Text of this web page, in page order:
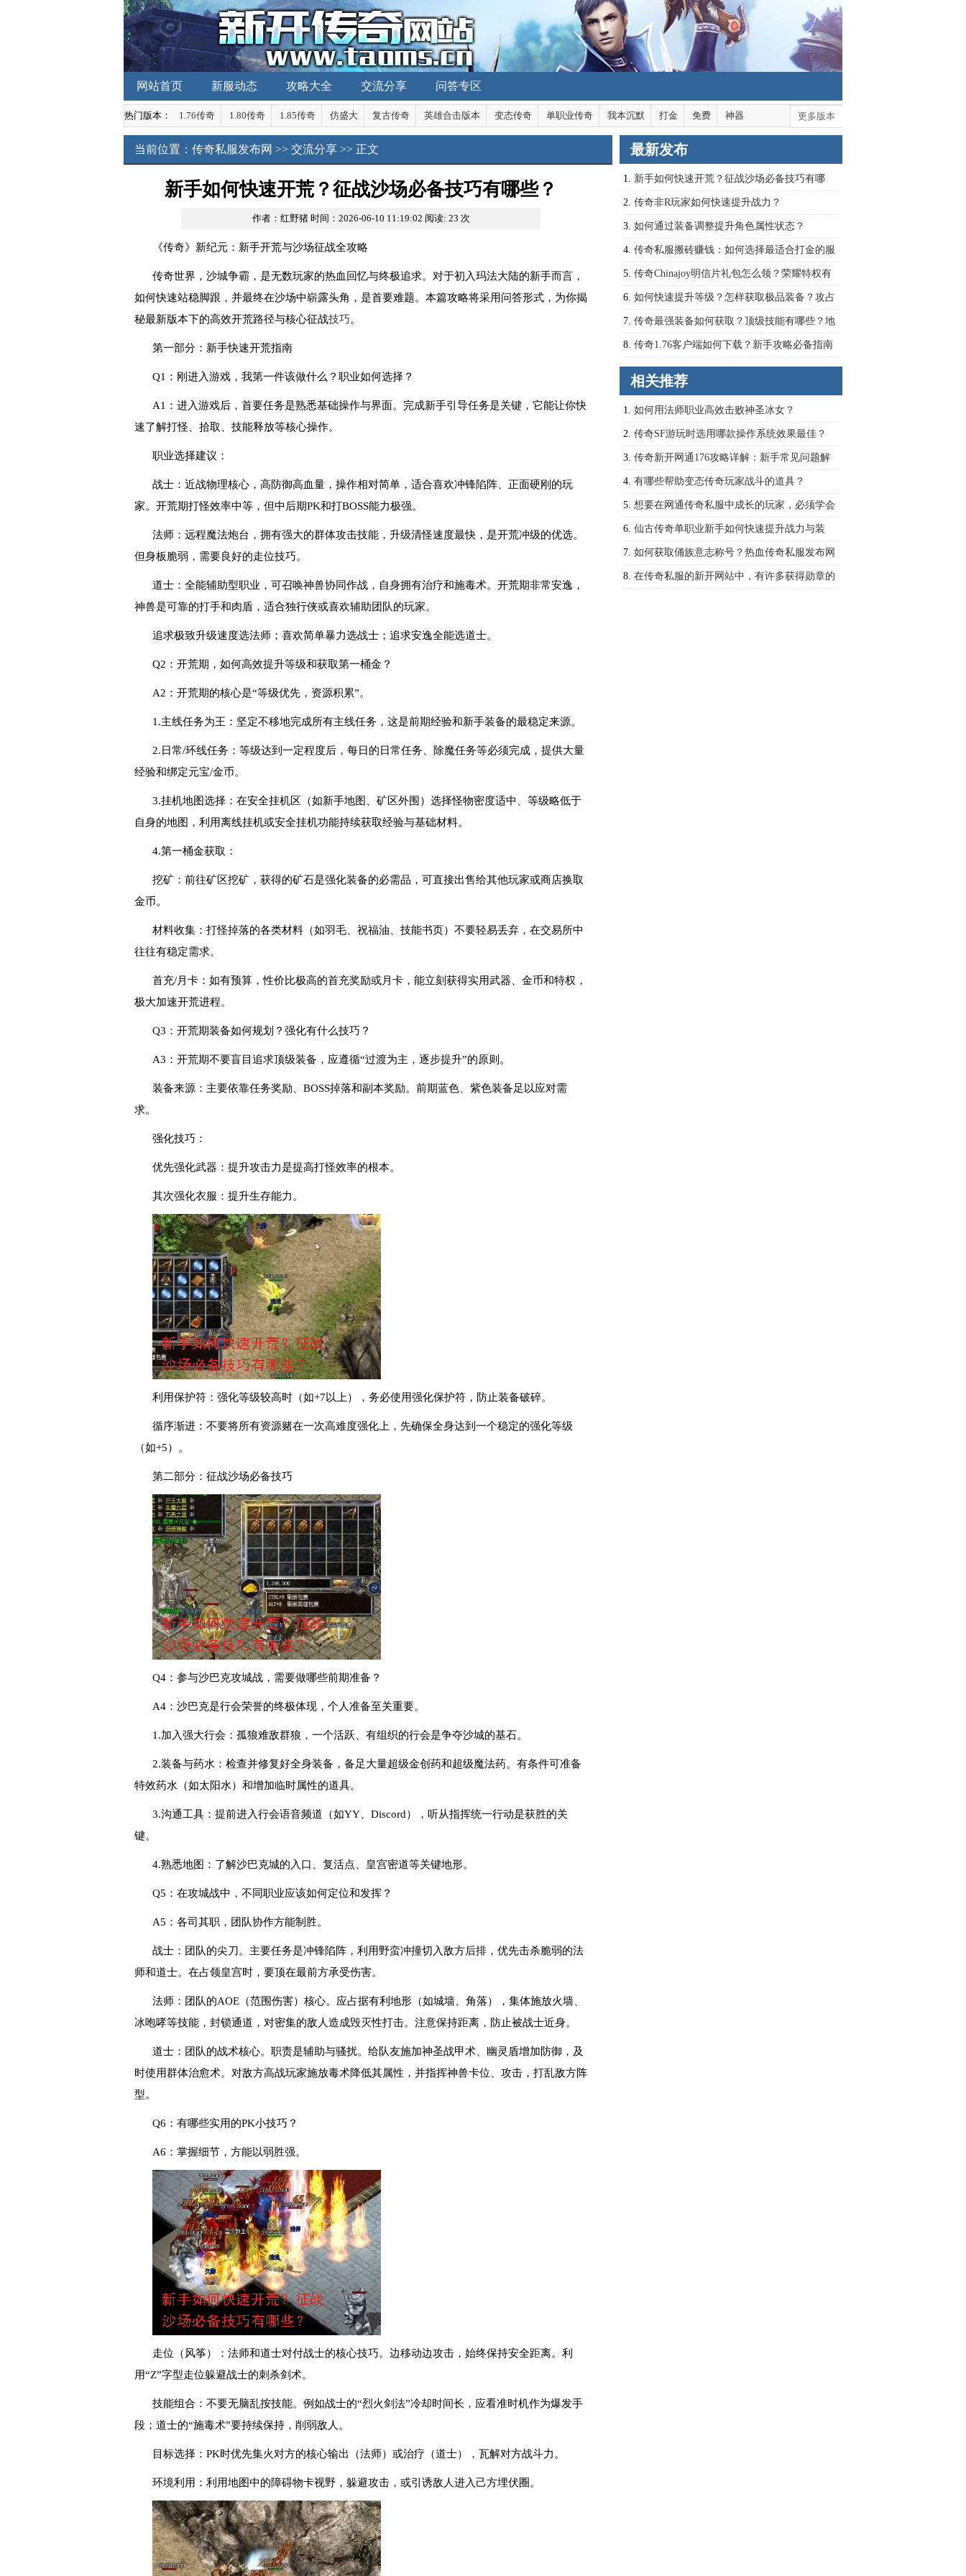
网站首页 新服动态 攻略大全 交流分享 问答专区
热门版本： 1.76传奇 1.80传奇 1.85传奇 仿盛大 复古传奇 英雄合击版本 变态传奇 单职业传奇 我本沉默 打金 免费 神器 更多版本
当前位置： 传奇私服发布网 >> 交流分享 >> 正文
新手如何快速开荒？征战沙场必备技巧有哪些？
作者：红野猪 时间：2026-06-10 11:19:02 阅读: 23 次
《传奇》新纪元：新手开荒与沙场征战全攻略
传奇世界，沙城争霸，是无数玩家的热血回忆与终极追求。对于初入玛法大陆的新手而言，
如何快速站稳脚跟，并最终在沙场中崭露头角，是首要难题。本篇攻略将采用问答形式，为你揭
秘最新版本下的高效开荒路径与核心征战技巧。
第一部分：新手快速开荒指南
Q1：刚进入游戏，我第一件该做什么？职业如何选择？
A1：进入游戏后，首要任务是熟悉基础操作与界面。完成新手引导任务是关键，它能让你快
速了解打怪、拾取、技能释放等核心操作。
职业选择建议：
战士：近战物理核心，高防御高血量，操作相对简单，适合喜欢冲锋陷阵、正面硬刚的玩
家。开荒期打怪效率中等，但中后期PK和打BOSS能力极强。
法师：远程魔法炮台，拥有强大的群体攻击技能，升级清怪速度最快，是开荒冲级的优选。
但身板脆弱，需要良好的走位技巧。
道士：全能辅助型职业，可召唤神兽协同作战，自身拥有治疗和施毒术。开荒期非常安逸，
神兽是可靠的打手和肉盾，适合独行侠或喜欢辅助团队的玩家。
追求极致升级速度选法师；喜欢简单暴力选战士；追求安逸全能选道士。
Q2：开荒期，如何高效提升等级和获取第一桶金？
A2：开荒期的核心是“等级优先，资源积累”。
1.主线任务为王：坚定不移地完成所有主线任务，这是前期经验和新手装备的最稳定来源。
2.日常/环线任务：等级达到一定程度后，每日的日常任务、除魔任务等必须完成，提供大量
经验和绑定元宝/金币。
3.挂机地图选择：在安全挂机区（如新手地图、矿区外围）选择怪物密度适中、等级略低于
自身的地图，利用离线挂机或安全挂机功能持续获取经验与基础材料。
4.第一桶金获取：
挖矿：前往矿区挖矿，获得的矿石是强化装备的必需品，可直接出售给其他玩家或商店换取
金币。
材料收集：打怪掉落的各类材料（如羽毛、祝福油、技能书页）不要轻易丢弃，在交易所中
往往有稳定需求。
首充/月卡：如有预算，性价比极高的首充奖励或月卡，能立刻获得实用武器、金币和特权，
极大加速开荒进程。
Q3：开荒期装备如何规划？强化有什么技巧？
A3：开荒期不要盲目追求顶级装备，应遵循“过渡为主，逐步提升”的原则。
装备来源：主要依靠任务奖励、BOSS掉落和副本奖励。前期蓝色、紫色装备足以应对需
求。
强化技巧：
优先强化武器：提升攻击力是提高打怪效率的根本。
其次强化衣服：提升生存能力。
利用保护符：强化等级较高时（如+7以上），务必使用强化保护符，防止装备破碎。
循序渐进：不要将所有资源赌在一次高难度强化上，先确保全身达到一个稳定的强化等级
（如+5）。
第二部分：征战沙场必备技巧
Q4：参与沙巴克攻城战，需要做哪些前期准备？
A4：沙巴克是行会荣誉的终极体现，个人准备至关重要。
1.加入强大行会：孤狼难敌群狼，一个活跃、有组织的行会是争夺沙城的基石。
2.装备与药水：检查并修复好全身装备，备足大量超级金创药和超级魔法药。有条件可准备
特效药水（如太阳水）和增加临时属性的道具。
3.沟通工具：提前进入行会语音频道（如YY、Discord），听从指挥统一行动是获胜的关
键。
4.熟悉地图：了解沙巴克城的入口、复活点、皇宫密道等关键地形。
Q5：在攻城战中，不同职业应该如何定位和发挥？
A5：各司其职，团队协作方能制胜。
战士：团队的尖刀。主要任务是冲锋陷阵，利用野蛮冲撞切入敌方后排，优先击杀脆弱的法
师和道士。在占领皇宫时，要顶在最前方承受伤害。
法师：团队的AOE（范围伤害）核心。应占据有利地形（如城墙、角落），集体施放火墙、
冰咆哮等技能，封锁通道，对密集的敌人造成毁灭性打击。注意保持距离，防止被战士近身。
道士：团队的战术核心。职责是辅助与骚扰。给队友施加神圣战甲术、幽灵盾增加防御，及
时使用群体治愈术。对敌方高战玩家施放毒术降低其属性，并指挥神兽卡位、攻击，打乱敌方阵
型。
Q6：有哪些实用的PK小技巧？
A6：掌握细节，方能以弱胜强。
走位（风筝）：法师和道士对付战士的核心技巧。边移动边攻击，始终保持安全距离。利
用“Z”字型走位躲避战士的刺杀剑术。
技能组合：不要无脑乱按技能。例如战士的“烈火剑法”冷却时间长，应看准时机作为爆发手
段；道士的“施毒术”要持续保持，削弱敌人。
目标选择：PK时优先集火对方的核心输出（法师）或治疗（道士），瓦解对方战斗力。
环境利用：利用地图中的障碍物卡视野，躲避攻击，或引诱敌人进入己方埋伏圈。
最新发布
1. 新手如何快速开荒？征战沙场必备技巧有哪
些？
2. 传奇非R玩家如何快速提升战力？
3. 如何通过装备调整提升角色属性状态？
4. 传奇私服搬砖赚钱：如何选择最适合打金的服
务器？
5. 传奇Chinajoy明信片礼包怎么领？荣耀特权有
哪些隐藏福利？
6. 如何快速提升等级？怎样获取极品装备？攻占
沙巴克有何秘诀？
7. 传奇最强装备如何获取？顶级技能有哪些？地
图攻略全解析
8. 传奇1.76客户端如何下载？新手攻略必备指南
助你纵横玛法
相关推荐
1. 如何用法师职业高效击败神圣冰女？
2. 传奇SF游玩时选用哪款操作系统效果最佳？
3. 传奇新开网通176攻略详解：新手常见问题解
答
4. 有哪些帮助变态传奇玩家战斗的道具？
5. 想要在网通传奇私服中成长的玩家，必须学会
合作。
6. 仙古传奇单职业新手如何快速提升战力与装
备？
7. 如何获取俑族意志称号？热血传奇私服发布网
攻略指南
8. 在传奇私服的新开网站中，有许多获得勋章的